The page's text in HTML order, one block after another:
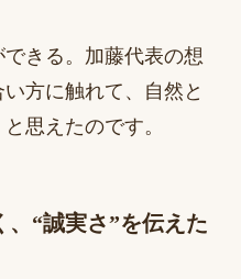
きる。加藤代表の想
方に触れて、自然と
思えたのです。
“誠実さ”を伝えた